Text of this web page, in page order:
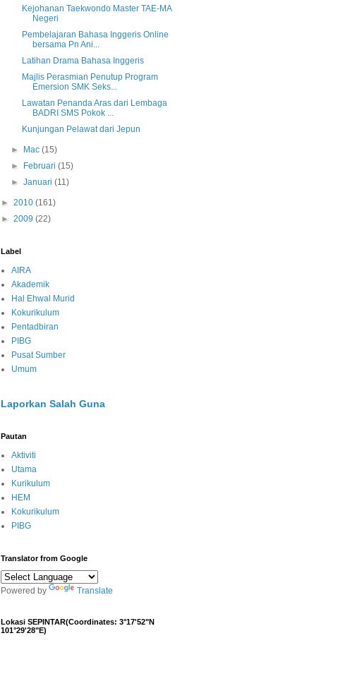
Kejohanan Taekwondo Master TAE-MA
Negeri
Pembelajaran Bahasa Inggeris Online
bersama Pn Ani...
Latihan Drama Bahasa Inggeris
Majlis Perasmian Penutup Program
Emersion SMK Seks...
Lawatan Penanda Aras dari Lembaga
BADRI SMS Pokok ...
Kunjungan Pelawat dari Jepun
► Mac(15)
►
Februari(15)
►Januari(11)
► 2010 (161)
► 2009 (22)
Label
AIRA
Akademik
Hal Ehwal Murid
Kokurikulum
Pentadbiran
PIBG
Pusat Sumber
Umum
Laporkan Salah Guna
Pautan
Aktiviti
Utama
Kurikulum
HEM
Kokurikulum
PIBG
Translator from Google
Powered by Translate
Lokasi SEPINTAR(Coordinates: 3°17'52"N
101°29'28"E)